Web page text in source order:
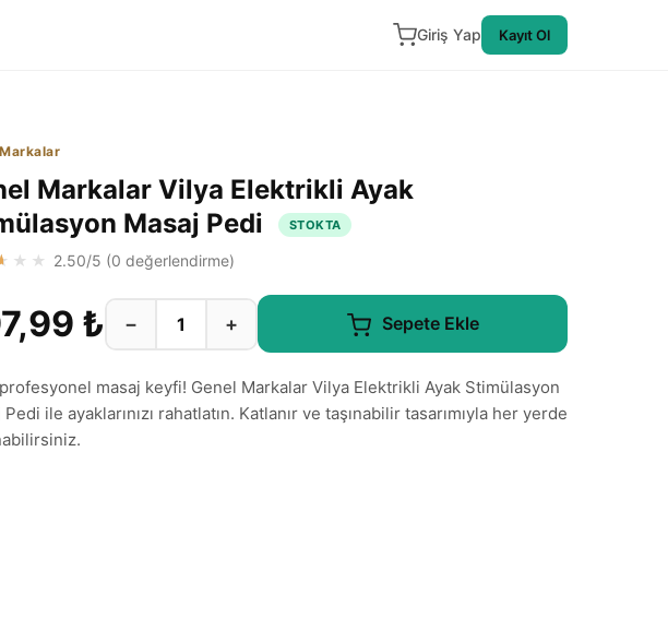
Giriş Yap Kayıt Ol
Markalar Vilya Elektrikli Ayak
Masaj Pedi
STOKTA
2.50/5 (0 değerlendirme)
₺ − + Sepete Ekle
masaj keyfi! Genel Markalar Vilya Elektrikli Ayak Stimülasyon
Pedi ile ayaklarınızı rahatlatın. Katlanır ve taşınabilir tasarımıyla her yerde